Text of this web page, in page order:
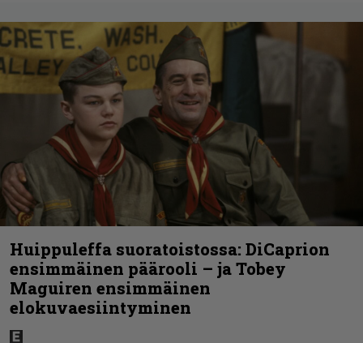
Huippuleffa suoratoistossa: DiCaprion
ensimmäinen päärooli – ja Tobey
Maguiren ensimmäinen
elokuvaesiintyminen